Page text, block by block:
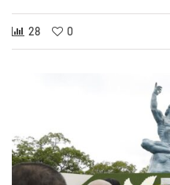
28 0